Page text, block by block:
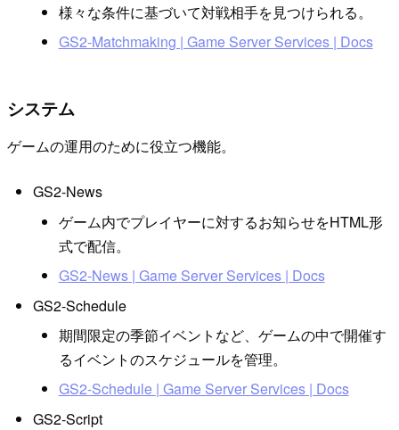
様々な条件に基づいて対戦相手を見つけられる。
GS2-Matchmaking | Game Server Services | Docs
システム
ゲームの運用のために役立つ機能。
GS2-News
ゲーム内でプレイヤーに対するお知らせをHTML形
式で配信。
GS2-News | Game Server Services | Docs
GS2-Schedule
期間限定の季節イベントなど、ゲームの中で開催す
るイベントのスケジュールを管理。
GS2-Schedule | Game Server Services | Docs
GS2-Script